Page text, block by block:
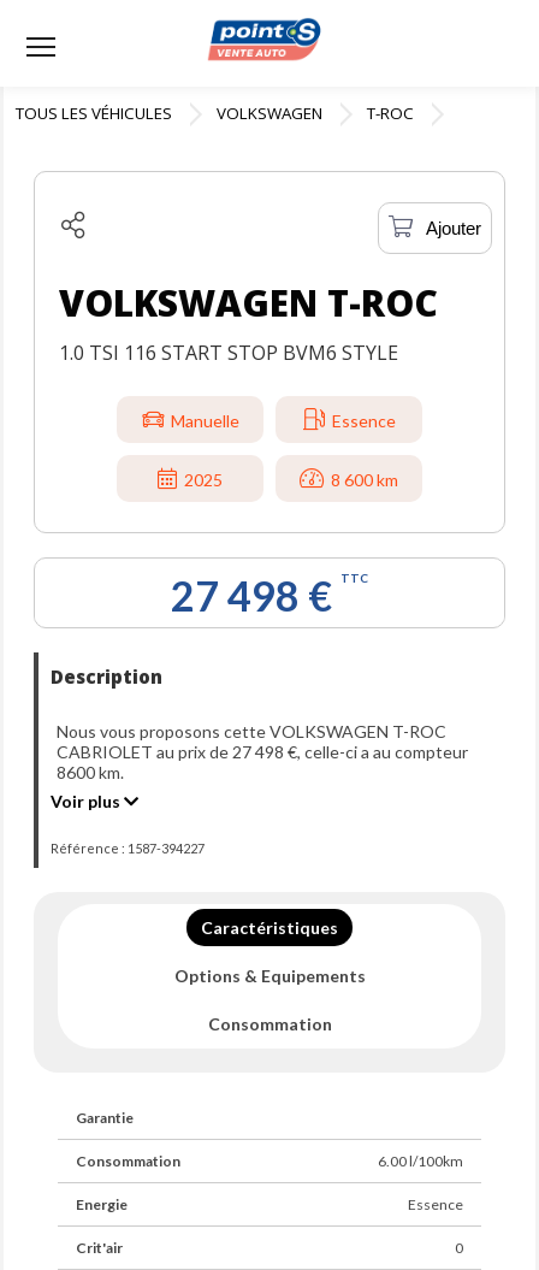
TOUS LES VÉHICULES VOLKSWAGEN T-ROC
Ajouter
VOLKSWAGEN T-ROC
1.0 TSI 116 START STOP BVM6 STYLE
Manuelle Essence
2025 8 600 km
27 498 € TTC
Description
Nous vous proposons cette VOLKSWAGEN T-ROC
CABRIOLET au prix de 27 498 €, celle-ci a au compteur
8600 km.
Elle a été immatriculée le 17-04-2025 et dispose d'une
puissance de 116ch din.
Voir plus
Référence : 1587-394227
Caractéristiques
Options & Equipements
Consommation
Garantie
Consommation 6.00 l/100km
Energie Essence
Crit'air 0